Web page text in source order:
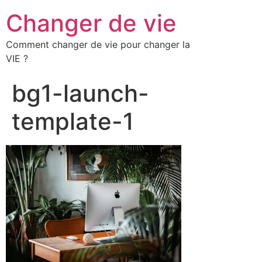
Changer de vie
Comment changer de vie pour changer la
VIE ?
bg1-launch-
template-1